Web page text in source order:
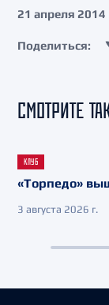
21 апреля 2014
Поделиться:
СМОТРИТЕ
КЛУБ
«Торпедо»
3 августа 2026 г.